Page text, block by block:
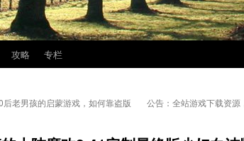
攻略 专栏
老男孩的启蒙游戏，如何靠盗版
公告：全站游戏下载资